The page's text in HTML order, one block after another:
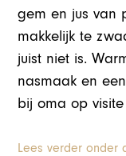
gem en jus van
makkelijk te
juist niet is.
nasmaak en
bij oma op
Lees verder onder